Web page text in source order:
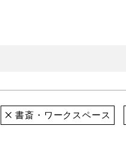
書斎・ワークスペース